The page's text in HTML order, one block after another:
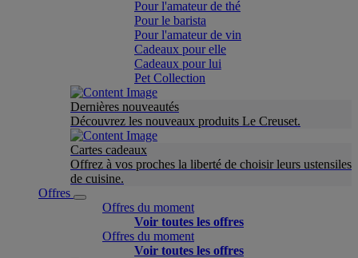
Pour l'amateur de thé
Pour le barista
Pour l'amateur de vin
Cadeaux pour elle
Cadeaux pour lui
Pet Collection
Dernières nouveautés
Découvrez les nouveaux produits Le Creuset.
Cartes cadeaux
Offrez à vos proches la liberté de choisir leurs ustensiles
de cuisine.
Offres
Offres du moment
Voir toutes les offres
Offres du moment
Voir toutes les offres